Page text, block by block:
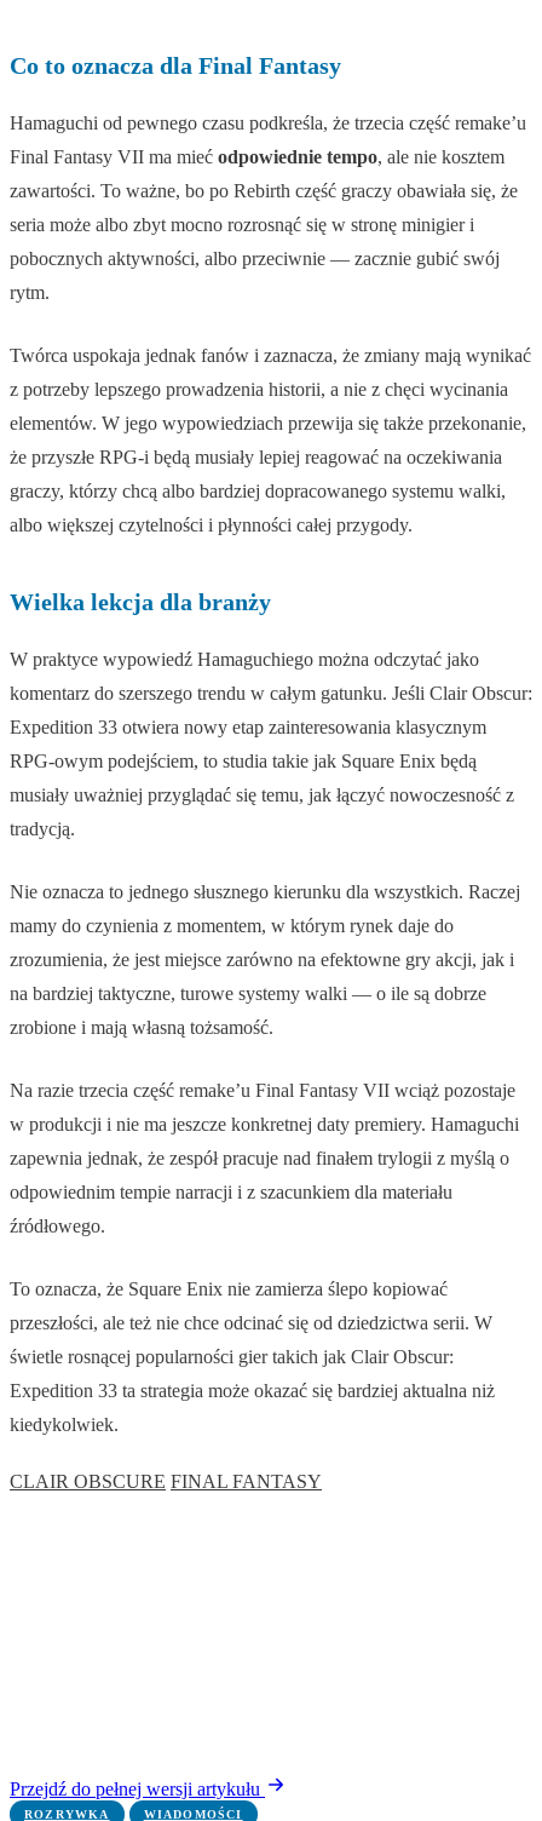
Co to oznacza dla Final Fantasy
Hamaguchi od pewnego czasu podkreśla, że trzecia część remake’u
Final Fantasy VII ma mieć odpowiednie tempo, ale nie kosztem
zawartości. To ważne, bo po Rebirth część graczy obawiała się, że
seria może albo zbyt mocno rozrosnąć się w stronę minigier i
pobocznych aktywności, albo przeciwnie — zacznie gubić swój
rytm.
Twórca uspokaja jednak fanów i zaznacza, że zmiany mają wynikać
z potrzeby lepszego prowadzenia historii, a nie z chęci wycinania
elementów. W jego wypowiedziach przewija się także przekonanie,
że przyszłe RPG-i będą musiały lepiej reagować na oczekiwania
graczy, którzy chcą albo bardziej dopracowanego systemu walki,
albo większej czytelności i płynności całej przygody.
Wielka lekcja dla branży
W praktyce wypowiedź Hamaguchiego można odczytać jako
komentarz do szerszego trendu w całym gatunku. Jeśli Clair Obscur:
Expedition 33 otwiera nowy etap zainteresowania klasycznym
RPG-owym podejściem, to studia takie jak Square Enix będą
musiały uważniej przyglądać się temu, jak łączyć nowoczesność z
tradycją.
Nie oznacza to jednego słusznego kierunku dla wszystkich. Raczej
mamy do czynienia z momentem, w którym rynek daje do
zrozumienia, że jest miejsce zarówno na efektowne gry akcji, jak i
na bardziej taktyczne, turowe systemy walki — o ile są dobrze
zrobione i mają własną tożsamość.
Na razie trzecia część remake’u Final Fantasy VII wciąż pozostaje
w produkcji i nie ma jeszcze konkretnej daty premiery. Hamaguchi
zapewnia jednak, że zespół pracuje nad finałem trylogii z myślą o
odpowiednim tempie narracji i z szacunkiem dla materiału
źródłowego.
To oznacza, że Square Enix nie zamierza ślepo kopiować
przeszłości, ale też nie chce odcinać się od dziedzictwa serii. W
świetle rosnącej popularności gier takich jak Clair Obscur:
Expedition 33 ta strategia może okazać się bardziej aktualna niż
kiedykolwiek.
CLAIR OBSCURE FINAL FANTASY
Przejdź do pełnej wersji artykułu
ROZRYWKA WIADOMOŚCI